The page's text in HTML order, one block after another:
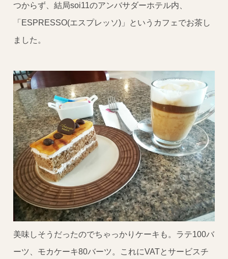
つからず、結局soi11のアンバサダーホテル内、
「ESPRESSO(エスプレッソ)」というカフェでお茶し
ました。
美味しそうだったのでちゃっかりケーキも。ラテ100バ
ーツ、モカケーキ80バーツ。これにVATとサービスチ